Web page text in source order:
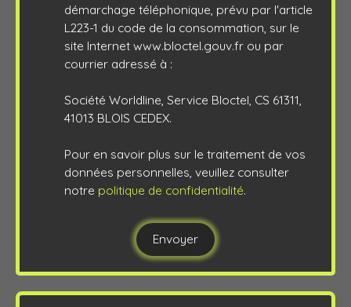
démarchage téléphonique, prévu par l'article
L223-1 du code de la consommation, sur le
site Internet www.bloctel.gouv.fr ou par
courrier adressé à :
Société Worldline, Service Bloctel, CS 61311,
41013 BLOIS CEDEX.
Pour en savoir plus sur le traitement de vos
données personnelles, veuillez consulter
notre politique de confidentialité.
Envoyer